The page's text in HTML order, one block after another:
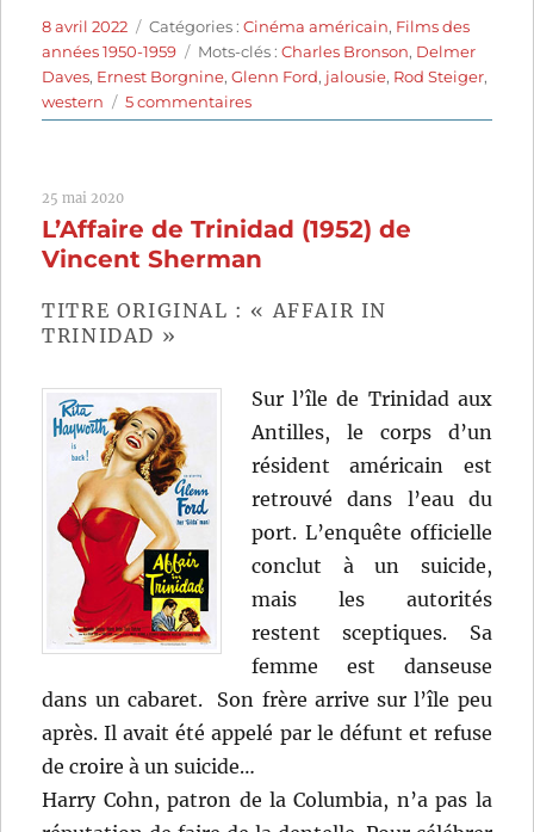
Publié
le
8 avril 2022 Catégories
Catégories :Cinéma américain, Films des
années 1950-1959
Étiquettes
Mots-clés :Charles Bronson, Delmer
Daves, Ernest Borgnine,Glenn Ford, jalousie, Rod Steiger,
western
5 commentairessur
L’Homme
(1956)
de
Daves
25 mai 2020
L’Affaire de Trinidad (1952) de
Vincent Sherman
TITRE ORIGINAL : « AFFAIR IN
TRINIDAD »
Sur l’île de Trinidad aux
Antilles, le corps d’un
résident américain est
retrouvé dans l’eau du
port. L’enquête officielle
conclut à un suicide,
mais les autorités
restent sceptiques. Sa
femme est danseuse
dans un cabaret. Son frère arrive sur l’île peu
après. Il avait été appelé par le défunt et refuse
de croire à un suicide…
Harry Cohn, patron de la Columbia, n’a pas la